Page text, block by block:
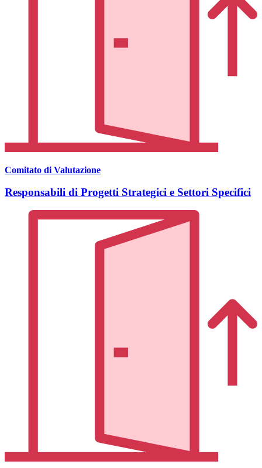
Comitato di Valutazione
Responsabili di Progetti Strategici e Settori Specifici